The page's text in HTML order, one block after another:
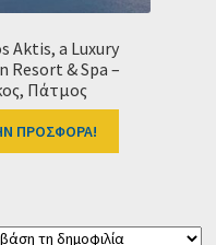
Aktis, a Luxury
Resort & Spa –
Πάτμος
ΠΡΟΣΦΟΡΑ!